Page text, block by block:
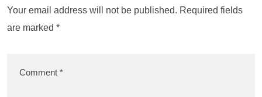
Your email address will not be published. Required fields
are marked *